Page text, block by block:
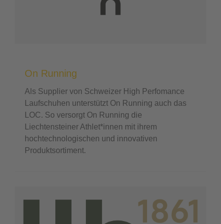
On Running
Als Supplier von Schweizer High Perfomance
Laufschuhen unterstützt On Running auch das
LOC. So versorgt On Running die
Liechtensteiner Athlet*innen mit ihrem
hochtechnologischen und innovativen
Produktsortiment.